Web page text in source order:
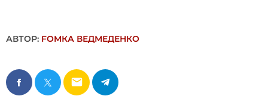
АВТОР: FОMКА ВЕДМЕДЕНКО
email